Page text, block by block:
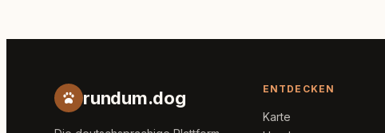
rundum.dog ENTDECKEN
Karte